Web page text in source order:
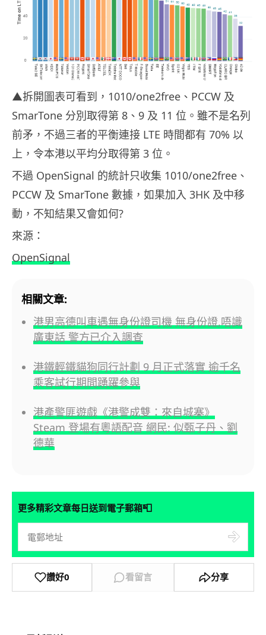
▲拆開圖表可看到，1010/one2free、PCCW 及
SmarTone 分別取得第 8、9 及 11 位。雖不是名列
前矛，不過三者的平衡連接 LTE 時間都有 70% 以
上，令本港以平均分取得第 3 位。
不過 OpenSignal 的統計只收集 1010/one2free、
PCCW 及 SmarTone 數據，如果加入 3HK 及中移
動，不知結果又會如何?
來源：
OpenSignal
相關文章:
港男高德叫車遇無身份證司機 無身份證,唔識
廣東話 警方已介入調查
港鐵輕鐵貓狗同行計劃 9 月正式落實 逾千名
乘客試行期間踴躍參與
港產警匪遊戲《港警成雙：來自城寨》
Steam 登場有粵語配音 網民: 似甄子丹、劉
德華
更多精彩文章每日送到電子郵箱📮
讚好0 看留言 分享